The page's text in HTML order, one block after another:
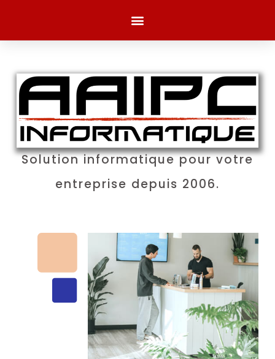
Solution informatique pour votre
entreprise depuis 2006.